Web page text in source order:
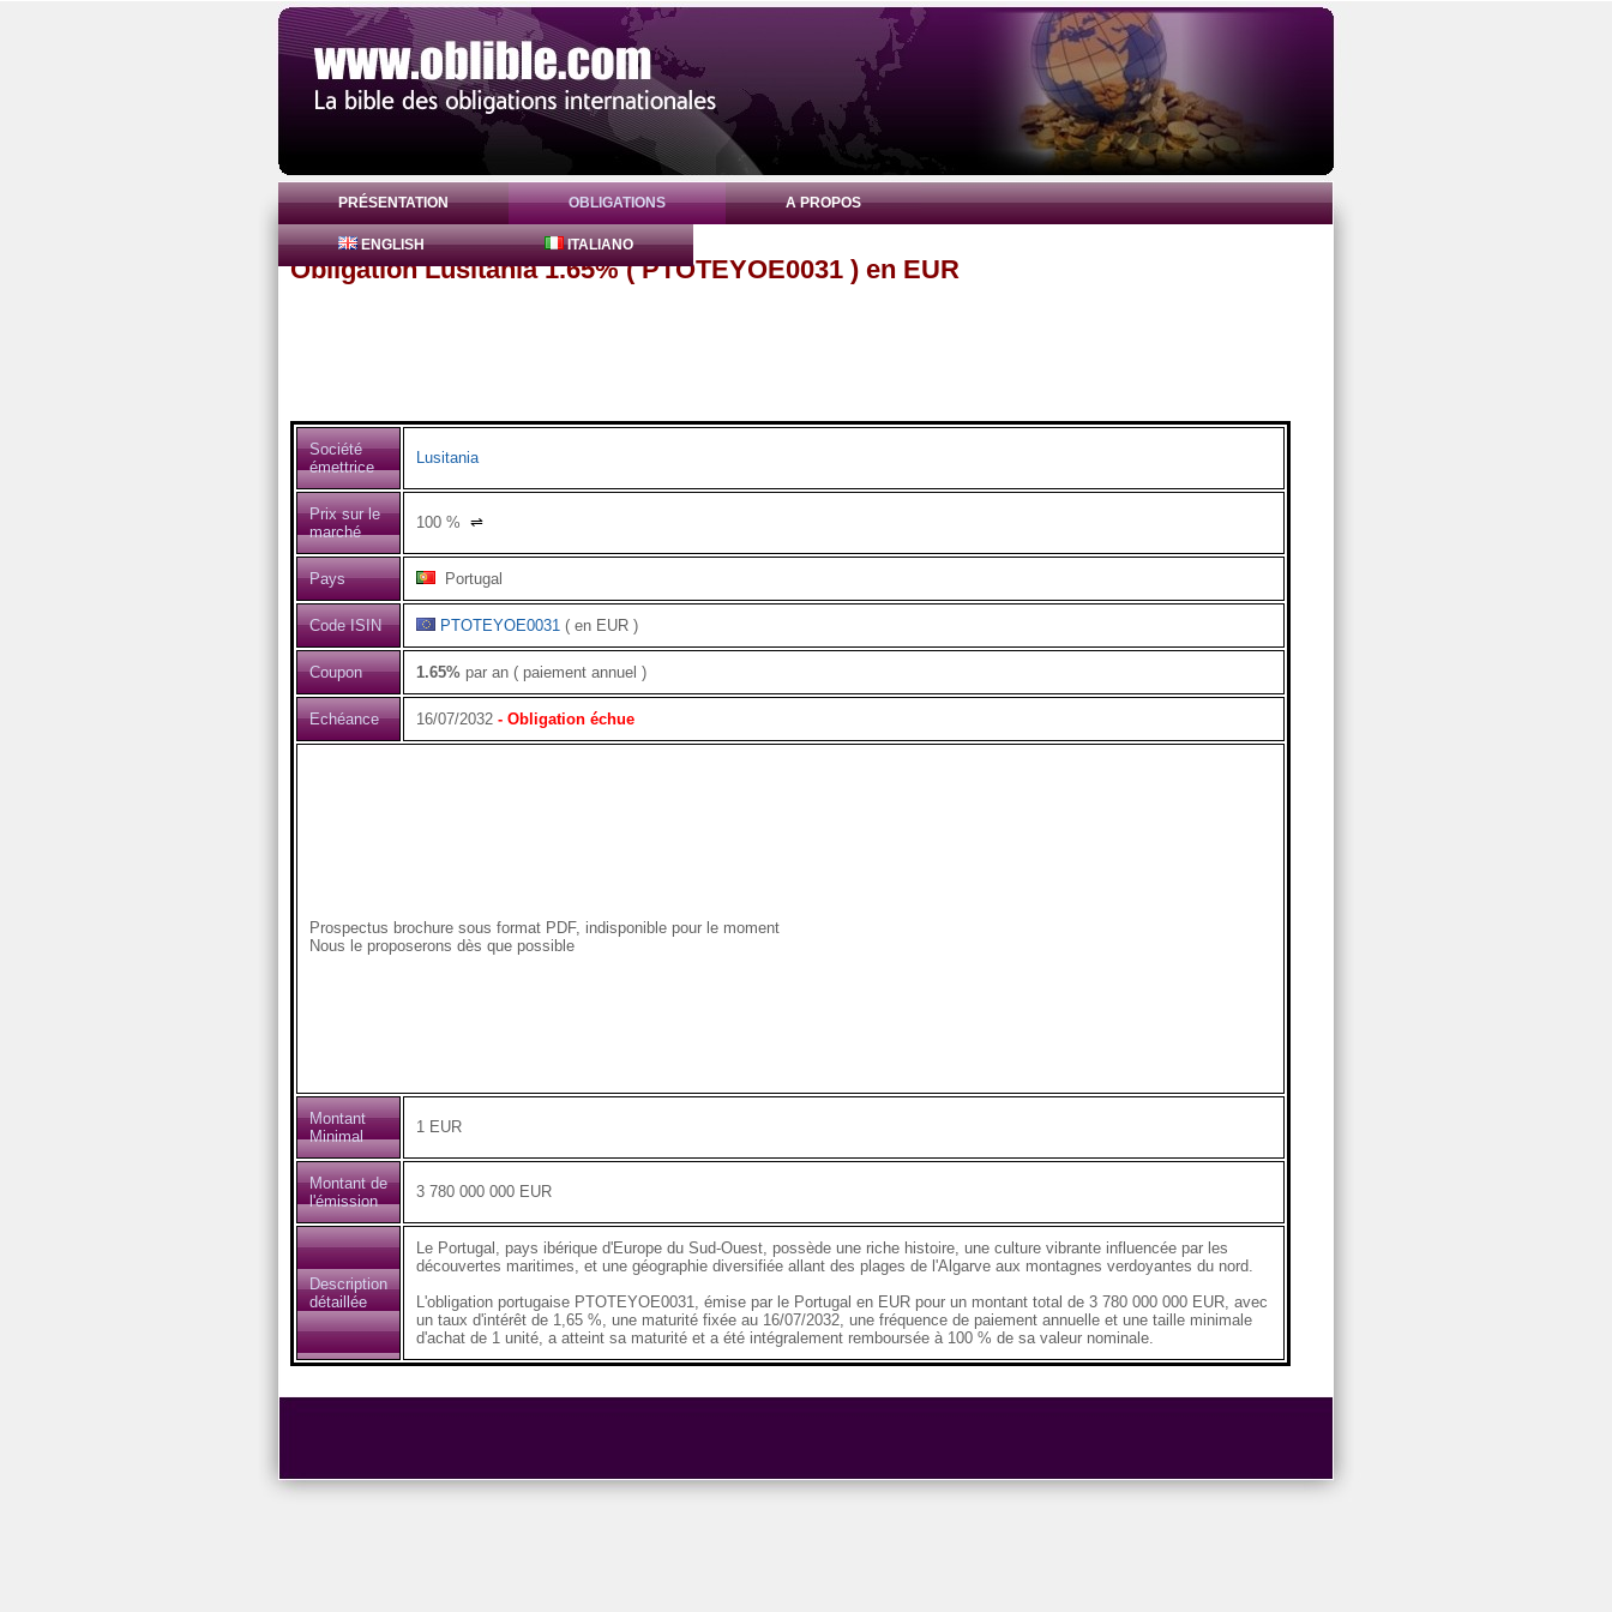
PRÉSENTATION OBLIGATIONS A PROPOS
ENGLISH ITALIANO
Obligation Lusitania 1.65% ( PTOTEYOE0031 ) en EUR
Société
émettrice
Lusitania
Prix sur le
marché
100% ⇌
Pays Portugal
Code ISIN PTOTEYOE0031( en EUR )
Coupon 1.65%par an ( paiement annuel )
Echéance 16/07/2032- Obligation échue
Prospectus brochure sous format PDF, indisponible pour le moment
Nous le proposerons dès que possible
Montant
Minimal
1 EUR
Montant de
l'émission
3 780 000 000 EUR
Description
détaillée
Le Portugal, pays ibérique d'Europe du Sud-Ouest, possède une riche histoire, une culture vibrante influencée par les
découvertes maritimes, et une géographie diversifiée allant des plages de l'Algarve aux montagnes verdoyantes du nord.
L'obligation portugaise PTOTEYOE0031, émise par le Portugal en EUR pour un montant total de 3 780 000 000 EUR, avec
un taux d'intérêt de 1,65 %, une maturité fixée au 16/07/2032, une fréquence de paiement annuelle et une taille minimale
d'achat de 1 unité, a atteint sa maturité et a été intégralement remboursée à 100 % de sa valeur nominale.